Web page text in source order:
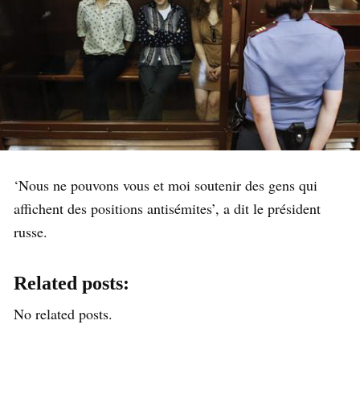
‘Nous ne pouvons vous et moi soutenir des gens qui
affichent des positions antisémites’, a dit le président
russe.
Related posts:
No related posts.